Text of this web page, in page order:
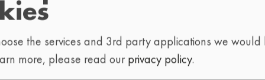
the services and 3rd party applications we would
more, please read our privacy policy.